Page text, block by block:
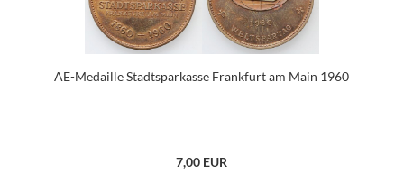
AE-Medaille Stadtsparkasse Frankfurt am Main 1960
7,00 EUR